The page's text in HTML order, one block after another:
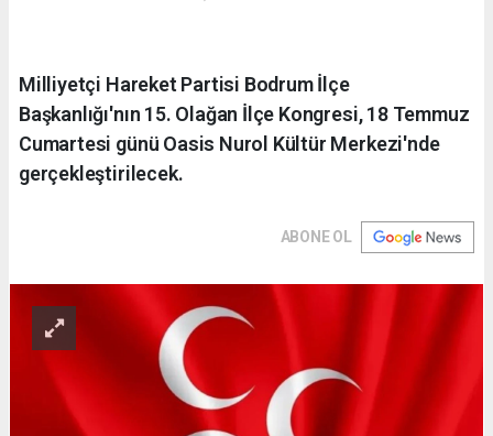
Milliyetçi Hareket Partisi Bodrum İlçe
Başkanlığı'nın 15. Olağan İlçe Kongresi, 18 Temmuz
Cumartesi günü Oasis Nurol Kültür Merkezi'nde
gerçekleştirilecek.
ABONE OL